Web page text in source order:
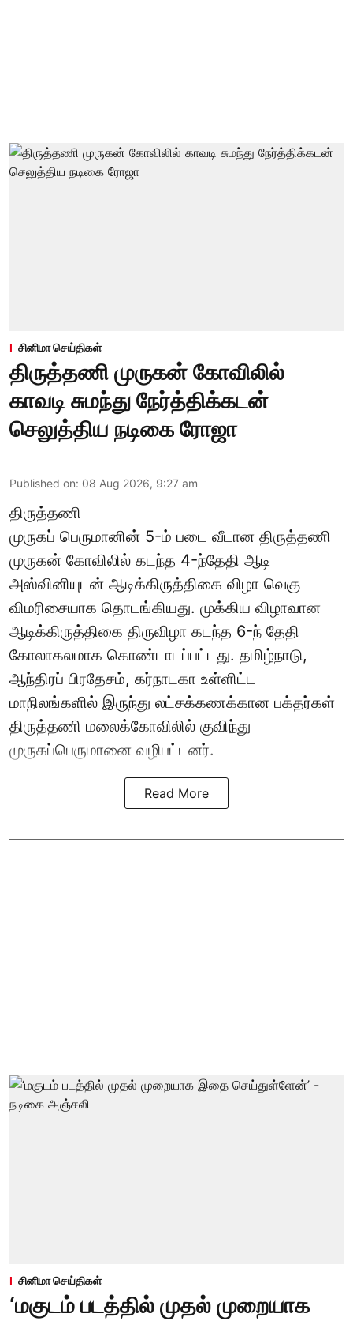
சினிமா செய்திகள்
திருத்தணி முருகன் கோவிலில்
காவடி சுமந்து நேர்த்திக்கடன்
செலுத்திய நடிகை ரோஜா
Published on: 08 Aug 2026, 9:27 am
திருத்தணி
முருகப் பெருமானின் 5-ம் படை வீடான திருத்தணி
முருகன் கோவிலில் கடந்த 4-ந்தேதி ஆடி
அஸ்வினியுடன் ஆடிக்கிருத்திகை விழா வெகு
விமரிசையாக தொடங்கியது. முக்கிய விழாவான
ஆடிக்கிருத்திகை திருவிழா கடந்த 6-ந் தேதி
கோலாகலமாக கொண்டாடப்பட்டது. தமிழ்நாடு,
ஆந்திரப் பிரதேசம், கர்நாடகா உள்ளிட்ட
மாநிலங்களில் இருந்து லட்சக்கணக்கான பக்தர்கள்
திருத்தணி மலைக்கோவிலில் குவிந்து
முருகப்பெருமானை வழிபட்டனர்.
Read More
சினிமா செய்திகள்
‘மகுடம் படத்தில் முதல் முறையாக